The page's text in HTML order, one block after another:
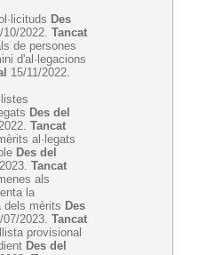
Des
10/2022. Tancat
de persones
d'al·legacions
15/11/2022.
Des del
Tancat
al·legats
Des del
Tancat
als
la
dels mèrits Des
07/2023. Tancat
provisional
Des del